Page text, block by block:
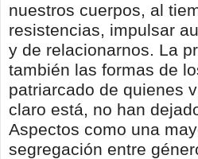
nuestros cuerpos, al
resistencias, impulsar
y de relacionarnos. La
también las formas de
patriarcado de quienes
claro está, no han
Aspectos como una
segregación entre